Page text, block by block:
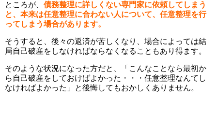
ところが、 債務整理に詳しくない専門家に依頼してしまう
と、本来は任意整理に合わない人について、任意整理を行
ってしまう場合があります。
そうすると、後々の返済が苦しくなり、場合によっては結
局自己破産をしなければならなくなることもあり得ます。
そのような状況になった方だと、「こんなことなら最初か
ら自己破産をしておけばよかった・・・任意整理なんてし
なければよかった」と後悔してもおかしくありません。